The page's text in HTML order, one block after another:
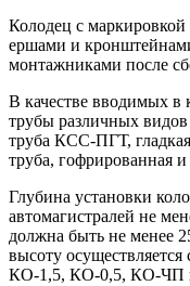
Колодец с
ершами и
монтажниками после
В качестве вводимых в
трубы различных видов
труба КСС-ПГТ,
труба, гофрированная
Глубина установки
автомагистралей не
должна быть не менее
высоту
КО-1,5, КО-0,5, КО-ЧП